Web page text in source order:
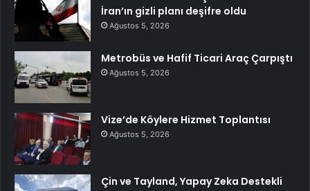
İran’ın gizli planı deşifre oldu
Ağustos 5, 2026
Metrobüs ve Hafif Ticari Araç Çarpıştı
Ağustos 5, 2026
Vize’de Köylere Hizmet Toplantısı
Ağustos 5, 2026
Çin ve Tayland, Yapay Zeka Destekli